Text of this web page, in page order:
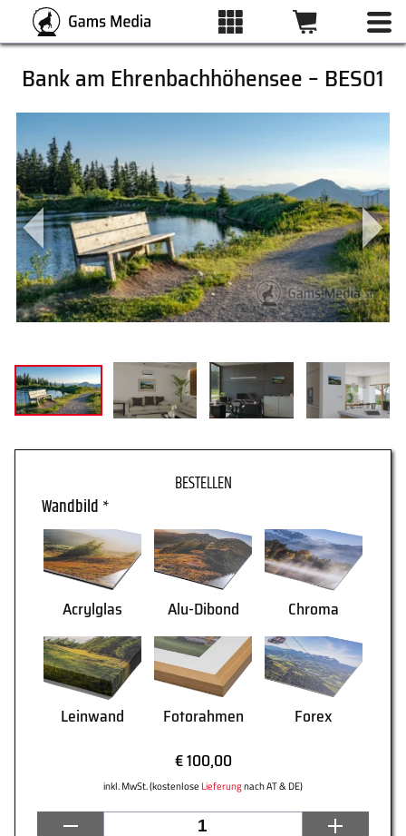
ALLE BILDER
KATEGORIEN
DRUCKARTEN
WUNSCHLISTE
ÜBER UNS
WARENKORB
Bank am Ehrenbachhöhensee – BES01
Wandbild *
Acrylglas Alu-Dibond Chroma
Leinwand Fotorahmen
Forex
€ 100,00
inkl. MwSt. (kostenlose Lieferungnach AT & DE)